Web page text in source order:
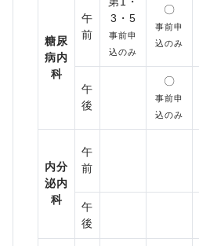
糖尿
病内
科
午
前
3・5
事前申
込のみ
〇
事前申
込のみ
午
後
〇
事前申
込のみ
内分
泌内
科
午
前
午
後